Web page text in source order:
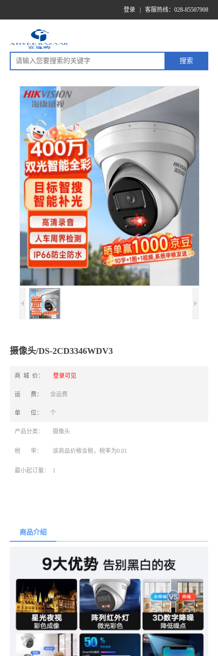
登录 客服热线：028-85507908
摄像头/DS-2CD3346WDV3
商 城 价： 登录可见
运 费： 含运费
单 位： 个
产品分类： 摄像头
税 率： 该商品价格含税，税率为0.01
最小起订量： 1
商品介绍